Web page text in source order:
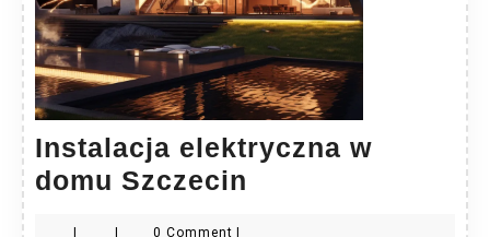
Instalacja elektryczna w
domu Szczecin
0 Comment